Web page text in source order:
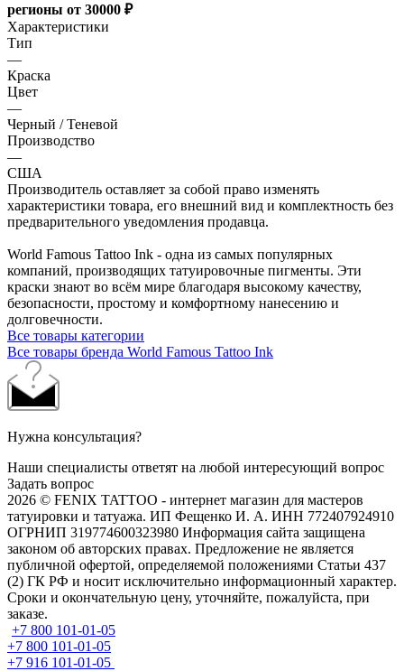
регионы от 30000 ₽
Характеристики
Тип
—
Краска
Цвет
—
Черный / Теневой
Производство
—
США
Производитель оставляет за собой право изменять
характеристики товара, его внешний вид и комплектность без
предварительного уведомления продавца.
World Famous Tattoo Ink - одна из самых популярных
компаний, производящих татуировочные пигменты. Эти
краски знают во всём мире благодаря высокому качеству,
безопасности, простому и комфортному нанесению и
долговечности.
Все товары категории
Все товары бренда World Famous Tattoo Ink
Нужна консультация?
Наши специалисты ответят на любой интересующий вопрос
Задать вопрос
2026 © FENIX TATTOO - интернет магазин для мастеров
татуировки и татуажа. ИП Фещенко И. А. ИНН 772407924910
ОГРНИП 319774600323980 Информация сайта защищена
законом об авторских правах. Предложение не является
публичной офертой, определяемой положениями Статьи 437
(2) ГК РФ и носит исключительно информационный характер.
Сроки и окончательную цену, уточняйте, пожалуйста, при
заказе.
+7 800 101-01-05
+7 800 101-01-05
+7 916 101-01-05